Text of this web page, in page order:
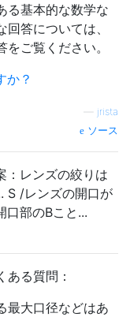
る基本的な数学な
答については、
ご覧ください。
か？
jrista
ソース
：レンズの絞りは
S /レンズの開口が
口部のBこと...
ある質問：
最大口径などはあ